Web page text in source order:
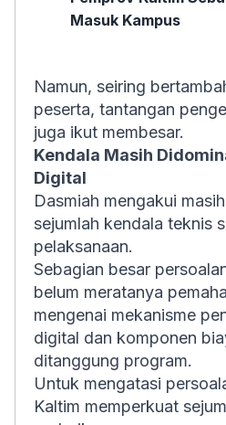
Masuk Kampus
Namun, seiring
peserta, tantangan
juga ikut membesar.
Kendala Masih
Digital
Dasmiah mengakui
sejumlah kendala teknis
pelaksanaan.
Sebagian besar
belum meratanya
mengenai mekanisme
digital dan komponen
ditanggung program.
Untuk mengatasi
Kaltim memperkuat